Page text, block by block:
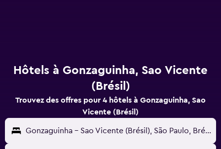
Hôtels à Gonzaguinha, Sao Vicente
(Brésil)
Trouvez des offres pour 4 hôtels à Gonzaguinha, Sao
Vicente (Brésil)
Gonzaguinha - Sao Vicente (Brésil), São Paulo, Brésil